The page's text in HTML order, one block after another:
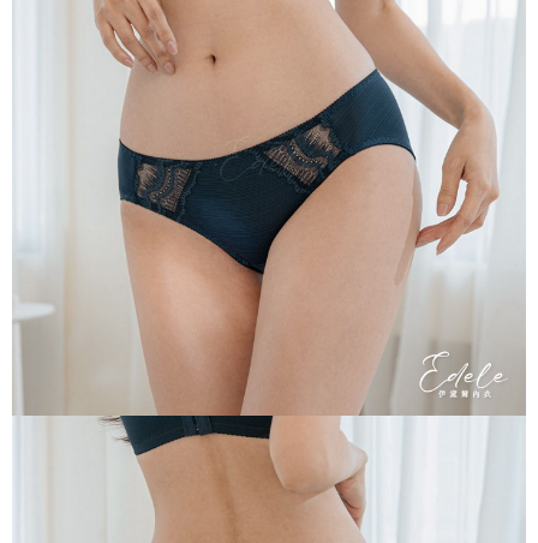
萊爾富取貨付款
每筆NT$70，滿NT$799(含以上)免運費
付款後萊爾富取貨
每筆NT$70，滿NT$799(含以上)免運費
每筆NT$70，滿NT$798(含以上)免運費
付款後7-11取貨
每筆NT$70，滿NT$799(含以上)免運費
宅配
每筆NT$70，滿NT$799(含以上)免運費
每筆NT$100
每筆NT$110，滿NT$1,000(含以上)免運費